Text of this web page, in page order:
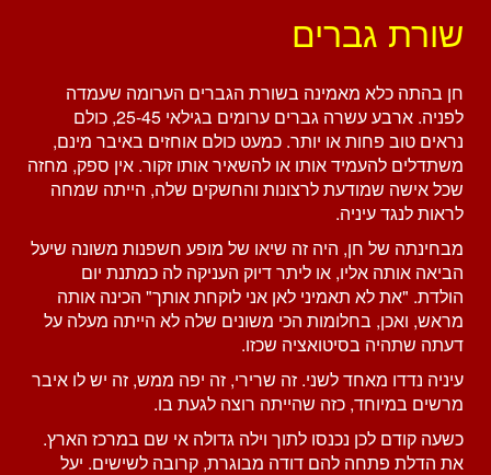
שורת גברים
חן בהתה כלא מאמינה בשורת הגברים הערומה שעמדה
לפניה. ארבע עשרה גברים ערומים בגילאי 25-45, כולם
נראים טוב פחות או יותר. כמעט כולם אוחזים באיבר מינם,
משתדלים להעמיד אותו או להשאיר אותו זקור. אין ספק, מחזה
שכל אישה שמודעת לרצונות והחשקים שלה, הייתה שמחה
לראות לנגד עיניה.
מבחינתה של חן, היה זה שיאו של מופע חשפנות משונה שיעל
הביאה אותה אליו, או ליתר דיוק העניקה לה כמתנת יום
הולדת. "את לא תאמיני לאן אני לוקחת אותך" הכינה אותה
מראש, ואכן, בחלומות הכי משונים שלה לא הייתה מעלה על
דעתה שתהיה בסיטואציה שכזו.
עיניה נדדו מאחד לשני. זה שרירי, זה יפה ממש, זה יש לו איבר
מרשים במיוחד, כזה שהייתה רוצה לגעת בו.
כשעה קודם לכן נכנסו לתוך וילה גדולה אי שם במרכז הארץ.
את הדלת פתחה להם דודה מבוגרת, קרובה לשישים. יעל